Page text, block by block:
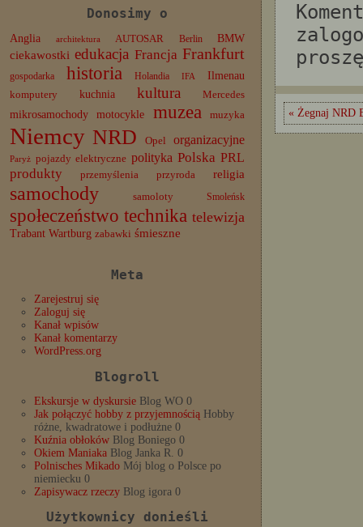
Donosimy o
Anglia architektura AUTOSAR Berlin BMW
ciekawostki edukacja Francja Frankfurt
gospodarka historia Holandia IFA
Ilmenau
komputery
kuchnia kultura Mercedes
mikrosamochody motocykle muzea muzyka
Niemcy NRD Opel organizacyjne
Paryż pojazdy elektryczne polityka Polska PRL
produkty
przemyślenia przyroda religia
samochody samoloty Smoleńsk
społeczeństwo technika telewizja
Trabant Wartburg zabawki śmieszne
Meta
Zarejestruj się
Zaloguj się
Kanał wpisów
Kanał komentarzy
WordPress.org
Blogroll
Ekskursje w dyskursie Blog WO 0
Jak połączyć hobby z przyjemnością Hobby
różne, kwadratowe i podłużne 0
Kuźnia obłoków Blog Boniego 0
Okiem Maniaka Blog Janka R. 0
Polnisches Mikado Mój blog o Polsce po
niemiecku 0
Zapisywacz rzeczy Blog igora 0
Użytkownicy donieśli
« Żegnaj NRD